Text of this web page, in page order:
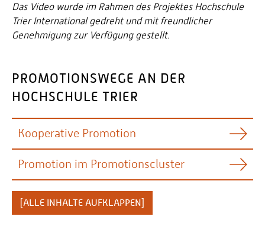
Das Video wurde im Rahmen des Projektes Hochschule
Trier International gedreht und mit freundlicher
Genehmigung zur Verfügung gestellt.
PROMOTIONSWEGE AN DER
HOCHSCHULE TRIER
Kooperative Promotion
KOOPERATIV PROMOVIEREN AN
DER HOCHSCHULE UND
UNIVERSITÄT
Promotion im Promotionscluster
EINGESTÄNDIGE PROMOTION AN
HAW
[ALLE INHALTE AUFKLAPPEN]